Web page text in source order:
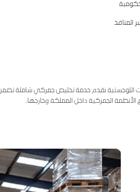
المنافذ
نقدم خدمة تخليص جمركي شاملة تضمن
الجمركية داخل المملكة وخارجها.